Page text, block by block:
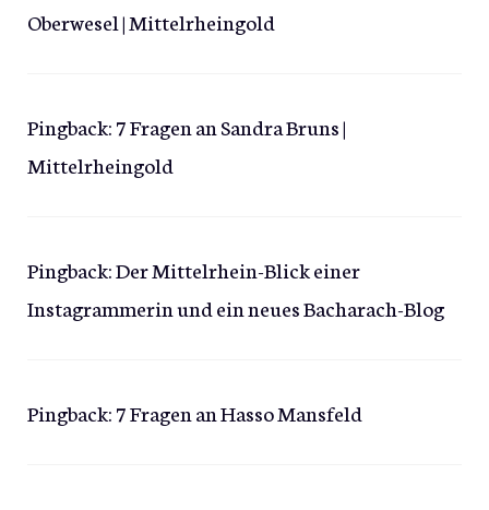
Oberwesel | Mittelrheingold
Pingback:7 Fragen an Sandra Bruns |
Mittelrheingold
Pingback:Der Mittelrhein-Blick einer
Instagrammerin und ein neues Bacharach-Blog
Pingback:7 Fragen an Hasso Mansfeld